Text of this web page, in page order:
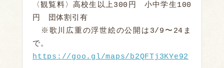
〈観覧料〉高校生以上300円　小中学生100
円　団体割引有
※歌川広重の浮世絵の公開は3/9〜24ま
https://goo.gl/maps/b2QFTj3KYe92